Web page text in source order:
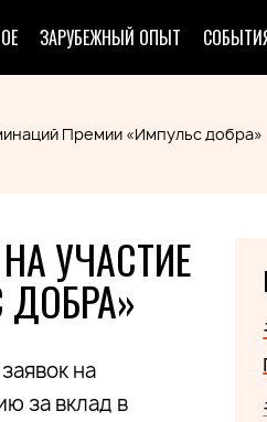
ЗАРУБЕЖНЫЙ ОПЫТ
Премии «Импульс добра»
УЧАСТИЕ
на
за вклад в